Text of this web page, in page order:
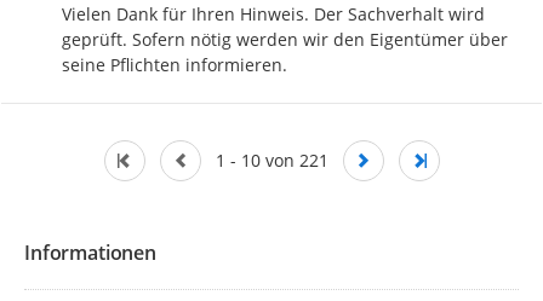
Vielen Dank für Ihren Hinweis. Der Sachverhalt wird
geprüft. Sofern nötig werden wir den Eigentümer über
seine Pflichten informieren.
1 - 10 von 221
Informationen